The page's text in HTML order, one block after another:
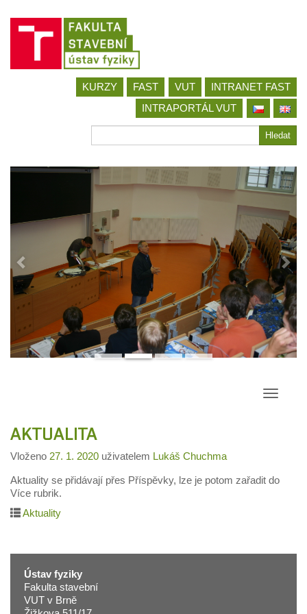
KURZY FAST VUT
INTRANET FAST
INTRAPORTÁL VUT
Hledat
AKTUALITA
Vloženo 27. 1. 2020 uživatelem Lukáš Chuchma
Aktuality se přidávají přes Příspěvky, lze je potom zařadit do
Více rubrik.
Aktuality
Ústav fyziky
Fakulta stavební
VUT v Brně